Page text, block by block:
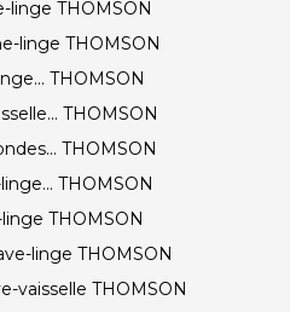
linge THOMSON
linge THOMSON
THOMSON
THOMSON
THOMSON
THOMSON
THOMSON
linge THOMSON
vaisselle THOMSON